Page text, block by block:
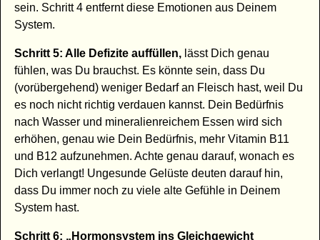
sein. Schritt 4 entfernt diese Emotionen aus Deinem
System.
Schritt 5: Alle Defizite auffüllen, lässt Dich genau
fühlen, was Du brauchst. Es könnte sein, dass Du
(vorübergehend) weniger Bedarf an Fleisch hast, weil Du
es noch nicht richtig verdauen kannst. Dein Bedürfnis
nach Wasser und mineralienreichem Essen wird sich
erhöhen, genau wie Dein Bedürfnis, mehr Vitamin B11
und B12 aufzunehmen. Achte genau darauf, wonach es
Dich verlangt! Ungesunde Gelüste deuten darauf hin,
dass Du immer noch zu viele alte Gefühle in Deinem
System hast.
Schritt 6: „Hormonsystem ins Gleichgewicht